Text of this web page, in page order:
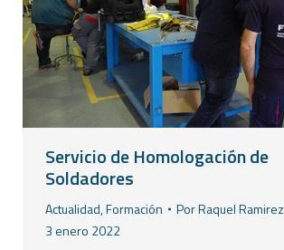
Servicio de Homologación de
Soldadores
Actualidad,Formación PorRaquel Ramirez
3 enero 2022